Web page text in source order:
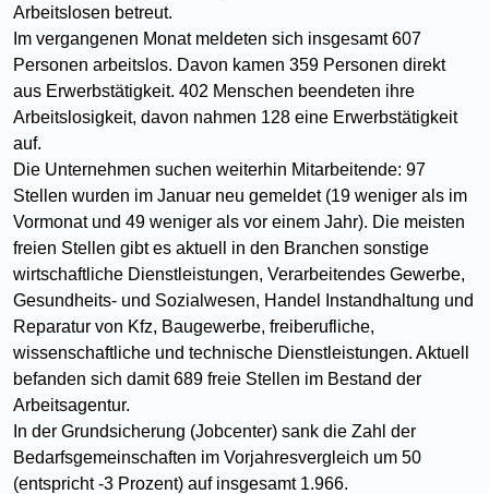
Arbeitslosen betreut.
Im vergangenen Monat meldeten sich insgesamt 607
Personen arbeitslos. Davon kamen 359 Personen direkt
aus Erwerbstätigkeit. 402 Menschen beendeten ihre
Arbeitslosigkeit, davon nahmen 128 eine Erwerbstätigkeit
auf.
Die Unternehmen suchen weiterhin Mitarbeitende: 97
Stellen wurden im Januar neu gemeldet (19 weniger als im
Vormonat und 49 weniger als vor einem Jahr). Die meisten
freien Stellen gibt es aktuell in den Branchen sonstige
wirtschaftliche Dienstleistungen, Verarbeitendes Gewerbe,
Gesundheits- und Sozialwesen, Handel Instandhaltung und
Reparatur von Kfz, Baugewerbe, freiberufliche,
wissenschaftliche und technische Dienstleistungen. Aktuell
befanden sich damit 689 freie Stellen im Bestand der
Arbeitsagentur.
In der Grundsicherung (Jobcenter) sank die Zahl der
Bedarfsgemeinschaften im Vorjahresvergleich um 50
(entspricht -3 Prozent) auf insgesamt 1.966.